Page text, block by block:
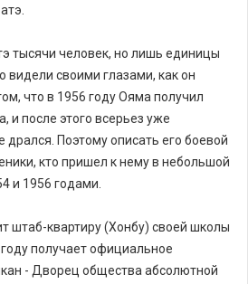
тысячи человек, но лишь единицы
видели своими глазами, как он
что в 1956 году Ояма получил
и после этого всерьез уже
дрался. Поэтому описать его боевой
кто пришел к нему в небольшой
и 1956 годами.
штаб-квартиру (Хонбу) своей школы
получает официальное
- Дворец общества абсолютной